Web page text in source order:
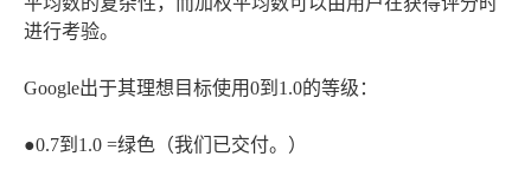
进行考验。
Google出于其理想目标使用0到1.0的等级：
●0.7到1.0 =绿色（我们已交付。）